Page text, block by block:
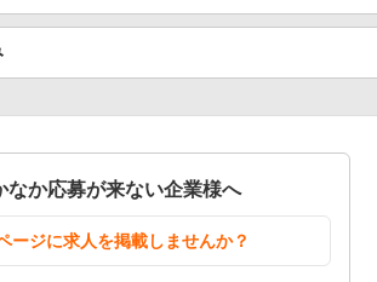
なか応募が来ない企業様へ
ージに求人を掲載しませんか？